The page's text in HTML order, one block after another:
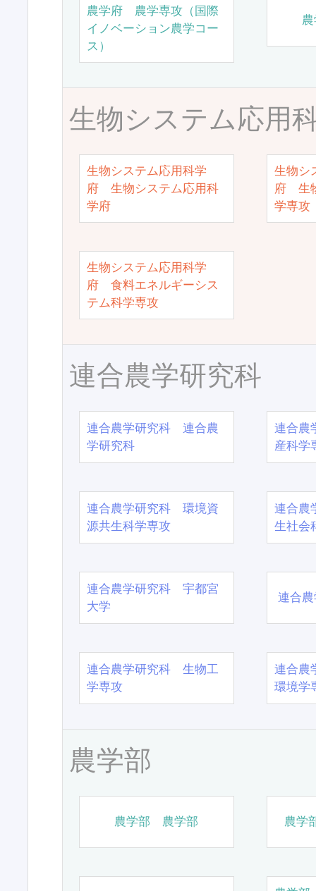
農学府 農学専攻（国際
イノベーション農学コー
ス）
生物システム応用
生物システム応用科学
府 生物システム応用科
学府
生物シ
府 生
学専攻
生物システム応用科学
府 食料エネルギーシス
テム科学専攻
連合農学研究科
連合農学研究科 連合農
学研究科
連合農
産科学
連合農学研究科 環境資
源共生科学専攻
連合農
生社会
連合農学研究科 宇都宮
大学
連合
連合農学研究科 生物工
学専攻
連合農
環境学
農学部
農学部 農学部 農学